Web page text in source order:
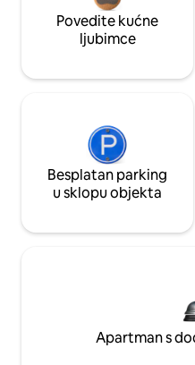
Povedite kućne
ljubimce
Besplatan parking
u sklopu objekta
Apartman s